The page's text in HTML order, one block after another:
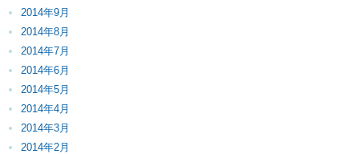
2014年9月
2014年8月
2014年7月
2014年6月
2014年5月
2014年4月
2014年3月
2014年2月